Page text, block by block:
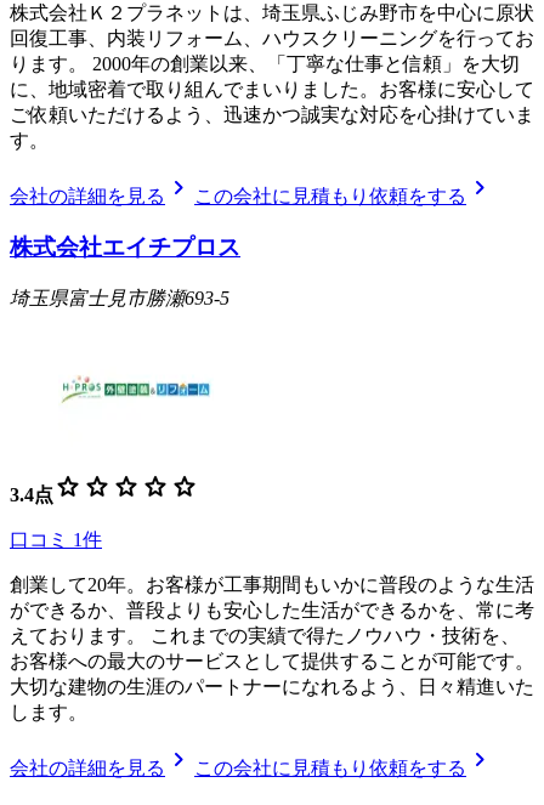
株式会社Ｋ２プラネットは、埼玉県ふじみ野市を中心に原状
回復工事、内装リフォーム、ハウスクリーニングを行ってお
ります。 2000年の創業以来、「丁寧な仕事と信頼」を大切
に、地域密着で取り組んでまいりました。お客様に安心して
ご依頼いただけるよう、迅速かつ誠実な対応を心掛けていま
す。
会社の詳細を見る chevron_right この会社に見積もり依頼をする chevron_right
株式会社エイチプロス
埼玉県富士見市勝瀬693-5
3.4点 star star star star star
口コミ 1件
創業して20年。お客様が工事期間もいかに普段のような生活
ができるか、普段よりも安心した生活ができるかを、常に考
えております。 これまでの実績で得たノウハウ・技術を、
お客様への最大のサービスとして提供することが可能です。
大切な建物の生涯のパートナーになれるよう、日々精進いた
します。
会社の詳細を見る chevron_right この会社に見積もり依頼をする chevron_right